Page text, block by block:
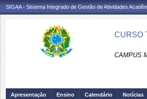
SIGAA - Sistema Integrado de Gestão de Atividades
CURSO
CAMPUS
Apresentação Ensino Calendário Notícias